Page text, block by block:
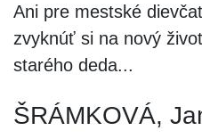
Ani pre mestské
zvyknúť si na nový
starého deda...
ŠRÁMKOVÁ,